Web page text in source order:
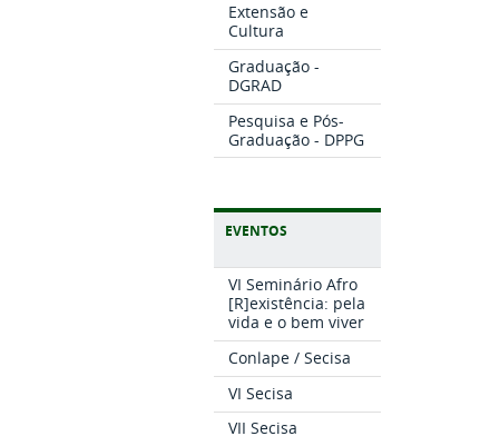
Extensão e
Cultura
Graduação -
DGRAD
Pesquisa e Pós-
Graduação - DPPG
EVENTOS
VI Seminário Afro
[R]existência: pela
vida e o bem viver
Conlape / Secisa
VI Secisa
VII Secisa